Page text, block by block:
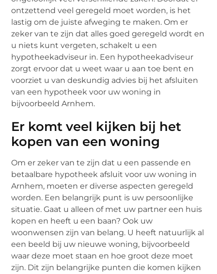
ontzettend veel geregeld moet worden, is het
lastig om de juiste afweging te maken. Om er
zeker van te zijn dat alles goed geregeld wordt en
u niets kunt vergeten, schakelt u een
hypotheekadviseur in. Een hypotheekadviseur
zorgt ervoor dat u weet waar u aan toe bent en
voorziet u van deskundig advies bij het afsluiten
van een hypotheek voor uw woning in
bijvoorbeeld Arnhem.
Er komt veel kijken bij het
kopen van een woning
Om er zeker van te zijn dat u een passende en
betaalbare hypotheek afsluit voor uw woning in
Arnhem, moeten er diverse aspecten geregeld
worden. Een belangrijk punt is uw persoonlijke
situatie. Gaat u alleen of met uw partner een huis
kopen en heeft u een baan? Ook uw
woonwensen zijn van belang. U heeft natuurlijk al
een beeld bij uw nieuwe woning, bijvoorbeeld
waar deze moet staan en hoe groot deze moet
zijn. Dit zijn belangrijke punten die komen kijken